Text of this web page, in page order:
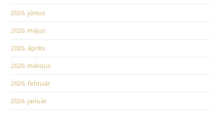
2026. június
2026. május
2026. április
2026. március
2026. február
2026. január